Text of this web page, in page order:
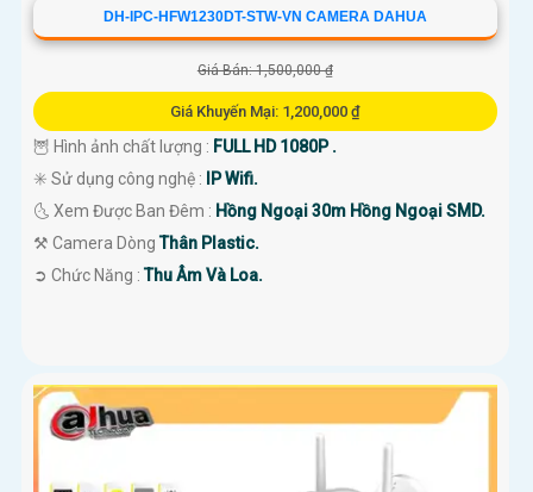
DH-IPC-HFW1230DT-STW-VN CAMERA DAHUA
Giá Bán: 1,500,000 ₫
Giá Khuyến Mại: 1,200,000 ₫
🦉 Hình ảnh chất lượng : FULL HD 1080P .
✳️ Sử dụng công nghệ :
IP Wifi.
🌜 Xem Được Ban Đêm : Hồng Ngoại 30m Hồng Ngoại SMD.
⚒ Camera DòngThân Plastic.
️➲ Chức Năng :Thu Âm Và Loa.